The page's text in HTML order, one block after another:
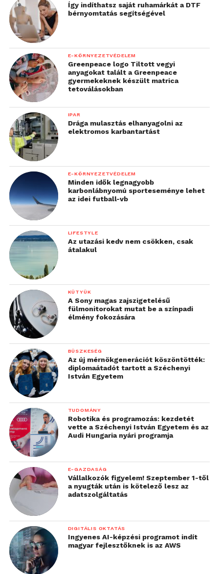
Így indíthatsz saját ruhamárkát a DTF
bérnyomtatás segítségével
E-KÖRNYEZETVÉDELEM
Greenpeace logo Tiltott vegyi
anyagokat talált a Greenpeace
gyermekeknek készült matrica
tetoválásokban
IPAR
Drága mulasztás elhanyagolni az
elektromos karbantartást
E-KÖRNYEZETVÉDELEM
Minden idők legnagyobb
karbonlábnyomú sporteseménye lehet
az idei futball-vb
LIFESTYLE
Az utazási kedv nem csökken, csak
átalakul
KÜTYÜK
A Sony magas zajszigetelésű
fülmonitorokat mutat be a színpadi
élmény fokozására
BÜSZKESÉG
Az új mérnökgenerációt köszöntötték:
diplomaátadót tartott a Széchenyi
István Egyetem
TUDOMÁNY
Robotika és programozás: kezdetét
vette a Széchenyi István Egyetem és az
Audi Hungaria nyári programja
E-GAZDASÁG
Vállalkozók figyelem! Szeptember 1-től
a nyugták után is kötelező lesz az
adatszolgáltatás
DIGITÁLIS OKTATÁS
Ingyenes AI-képzési programot indít
magyar fejlesztőknek is az AWS